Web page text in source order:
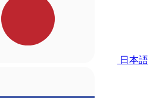
日本語